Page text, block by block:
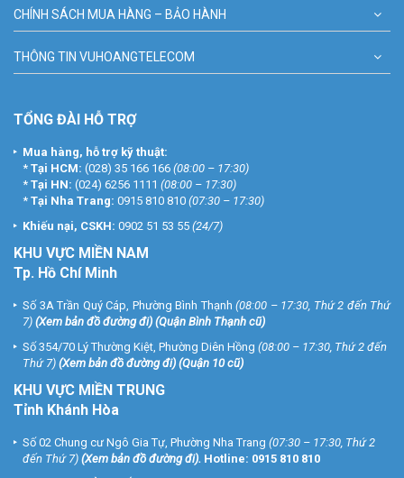
CHÍNH SÁCH MUA HÀNG – BẢO HÀNH
THÔNG TIN VUHOANGTELECOM
TỔNG ĐÀI HỖ TRỢ
Mua hàng, hỗ trợ kỹ thuật:
* Tại HCM: (028) 35 166 166 (08:00 – 17:30)
* Tại HN: (024) 6256 1111 (08:00 – 17:30)
* Tại Nha Trang: 0915 810 810 (07:30 – 17:30)
Khiếu nại, CSKH: 0902 51 53 55 (24/7)
KHU VỰC MIỀN NAM
Tp. Hồ Chí Minh
Số 3A Trần Quý Cáp, Phường Bình Thạnh (08:00 – 17:30, Thứ 2 đến Thứ
7) (Xem bản đồ đường đi) (Quận Bình Thạnh cũ)
Số 354/70 Lý Thường Kiệt, Phường Diên Hồng (08:00 – 17:30, Thứ 2 đến
Thứ 7) (Xem bản đồ đường đi) (Quận 10 cũ)
KHU VỰC MIỀN TRUNG
Tỉnh Khánh Hòa
Số 02 Chung cư Ngô Gia Tự, Phường Nha Trang (07:30 – 17:30, Thứ 2
đến Thứ 7) (Xem bản đồ đường đi). Hotline: 0915 810 810